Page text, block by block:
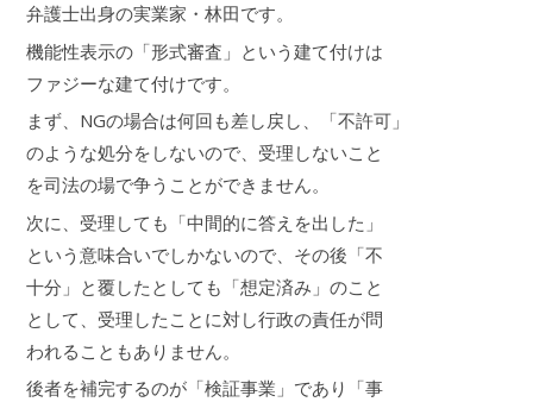
弁護士出身の実業家・林田です。
機能性表示の「形式審査」という建て付けは
ファジーな建て付けです。
まず、NGの場合は何回も差し戻し、「不許可」
のような処分をしないので、受理しないこと
を司法の場で争うことができません。
次に、受理しても「中間的に答えを出した」
という意味合いでしかないので、その後「不
十分」と覆したとしても「想定済み」のこと
として、受理したことに対し行政の責任が問
われることもありません。
後者を補完するのが「検証事業」であり「事